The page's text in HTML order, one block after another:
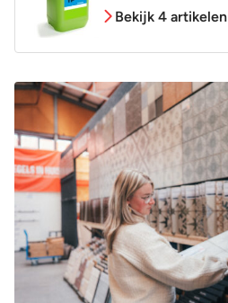
Bekijk 4 artikelen